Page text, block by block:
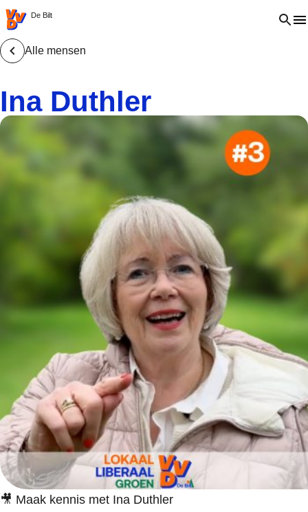
VVD.nl - Ga naar de homepage
De Bilt Open
Alle mensen
Ina Duthler
🎥 Maak kennis met Ina Duthler